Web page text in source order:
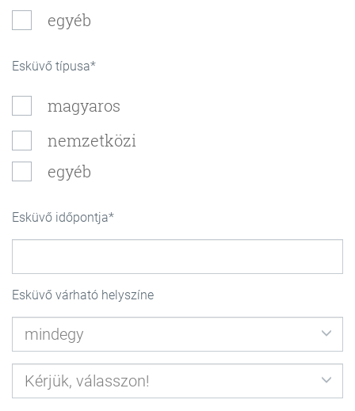
egyéb
Esküvő típusa
magyaros
nemzetközi
egyéb
Esküvő időpontja
Esküvő várható helyszíne